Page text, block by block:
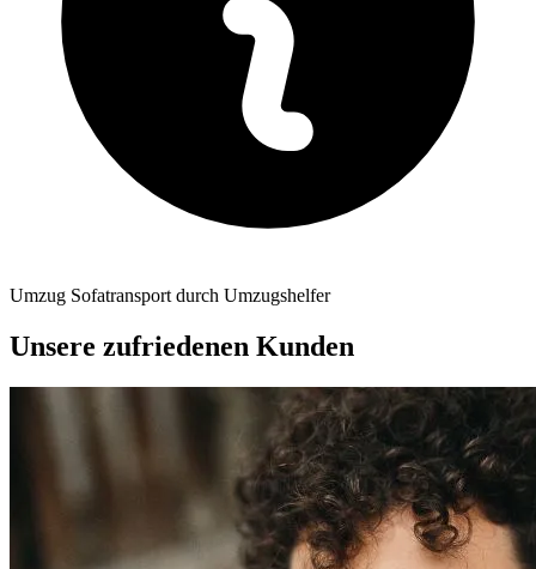
Umzug Sofatransport durch Umzugshelfer
Unsere zufriedenen Kunden